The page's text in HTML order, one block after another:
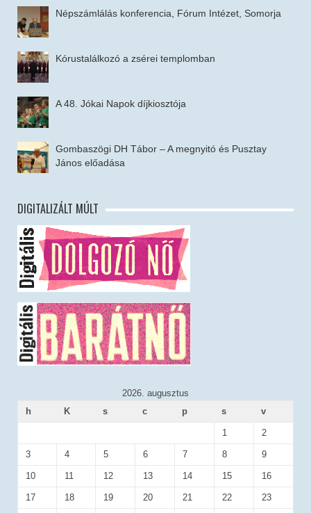
Népszámlálás konferencia, Fórum Intézet, Somorja
Kórustalálkozó a zsérei templomban
A 48. Jókai Napok díjkiosztója
Gombaszögi DH Tábor – A megnyitó és Pusztay
János előadása
DIGITALIZÁLT MÚLT
2026. augusztus
h
K s c p s v
1 2
3 4 5 6 7 8 9
10 11 12 13 14 15 16
17 18 19 20 21 22 23